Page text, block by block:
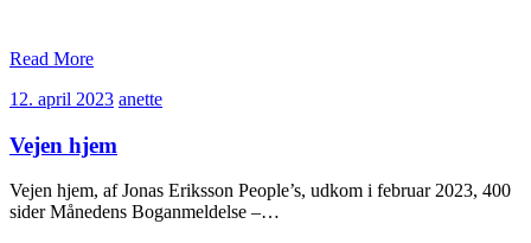
Read More
12. april 202312.
2023
anetteanette
Vejen hjem
Vejen hjem, af Jonas Eriksson People’s, udkom i februar 2023, 400
sider Månedens Boganmeldelse –…